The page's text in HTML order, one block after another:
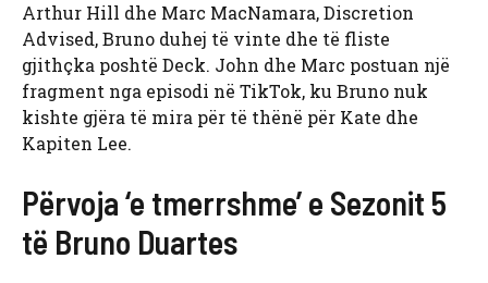
Arthur Hill dhe Marc MacNamara, Discretion
Advised, Bruno duhej të vinte dhe të fliste
gjithçka poshtë Deck. John dhe Marc postuan një
fragment nga episodi në TikTok, ku Bruno nuk
kishte gjëra të mira për të thënë për Kate dhe
Kapiten Lee.
Përvoja ‘e tmerrshme’ e Sezonit 5
të Bruno Duartes